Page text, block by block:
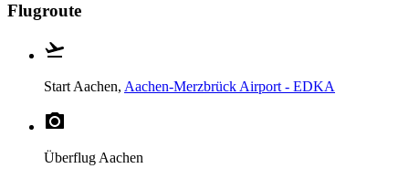
Flugroute
Start Aachen, Aachen-Merzbrück Airport - EDKA
Überflug Aachen